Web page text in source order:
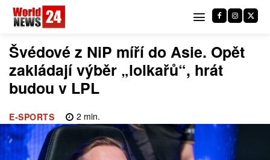
Švédové z NiP míří do Asie. Opět
zakládají výběr „lolkařů“, hrát
budou v LPL
E-SPORTS 2 min.